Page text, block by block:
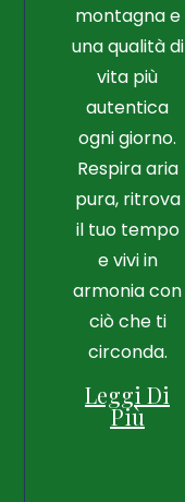
montagna e
una qualità di
vita più
autentica
ogni giorno.
Respira aria
pura, ritrova
il tuo tempo
e vivi in
armonia con
ciò che ti
circonda.
Leggi Di
Più